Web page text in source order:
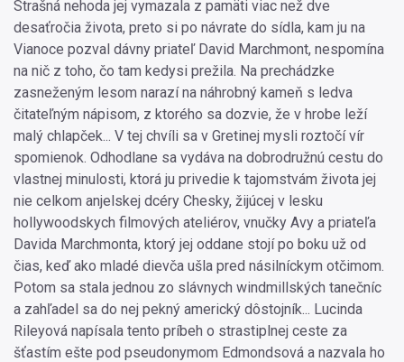
Strašná nehoda jej vymazala z pamäti viac než dve
desaťročia života, preto si po návrate do sídla, kam ju na
Vianoce pozval dávny priateľ David Marchmont, nespomína
na nič z toho, čo tam kedysi prežila. Na prechádzke
zasneženým lesom narazí na náhrobný kameň s ledva
čitateľným nápisom, z ktorého sa dozvie, že v hrobe leží
malý chlapček... V tej chvíli sa v Gretinej mysli roztočí vír
spomienok. Odhodlane sa vydáva na dobrodružnú cestu do
vlastnej minulosti, ktorá ju privedie k tajomstvám života jej
nie celkom anjelskej dcéry Chesky, žijúcej v lesku
hollywoodskych filmových ateliérov, vnučky Avy a priateľa
Davida Marchmonta, ktorý jej oddane stojí po boku už od
čias, keď ako mladé dievča ušla pred násilníckym otčimom.
Potom sa stala jednou zo slávnych windmillských tanečníc
a zahľadel sa do nej pekný americký dôstojník... Lucinda
Rileyová napísala tento príbeh o strastiplnej ceste za
šťastím ešte pod pseudonymom Edmondsová a nazvala ho